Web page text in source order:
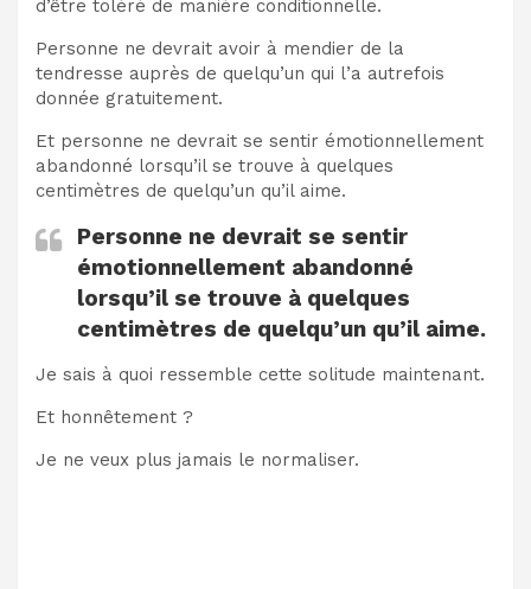
d’être toléré de manière conditionnelle.
Personne ne devrait avoir à mendier de la
tendresse auprès de quelqu’un qui l’a autrefois
donnée gratuitement.
Et personne ne devrait se sentir émotionnellement
abandonné lorsqu’il se trouve à quelques
centimètres de quelqu’un qu’il aime.
Personne ne devrait se sentir
émotionnellement abandonné
lorsqu’il se trouve à quelques
centimètres de quelqu’un qu’il aime.
Je sais à quoi ressemble cette solitude maintenant.
Et honnêtement ?
Je ne veux plus jamais le normaliser.